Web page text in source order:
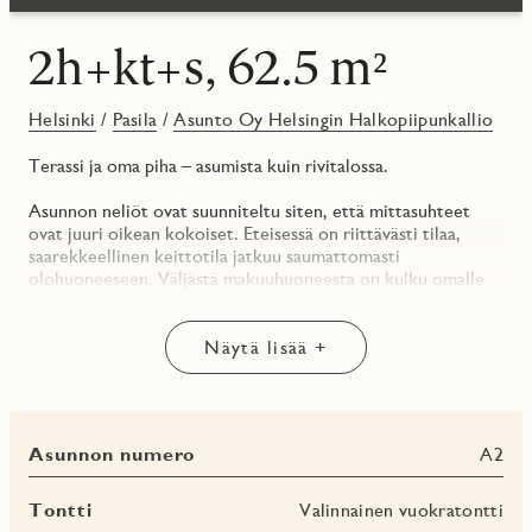
2h+kt+s, 62.5 m²
Helsinki / Pasila /Asunto Oy Helsingin Halkopiipunkallio
Terassi ja oma piha – asumista kuin rivitalossa.
Asunnon neliöt ovat suunniteltu siten, että mittasuhteet
ovat juuri oikean kokoiset. Eteisessä on riittävästi tilaa,
saarekkeellinen keittotila jatkuu saumattomasti
olohuoneeseen. Väljästä makuuhuoneesta on kulku omalle
saatuasi luvan yhtiöltä istuttaa mieluisia istutuksia tai
hyötykasveja tai molempia. Asunnon ikkunat ovat itään
* Keittiotilaan valikoitui herkkä ja ajaton Cashmere Matt ja
työtasona vaalea kvartsikivi ks. kuva pintamateriaaleista.
Näytä lisää +
Asunnon numero A2
Tontti Valinnainen vuokratontti